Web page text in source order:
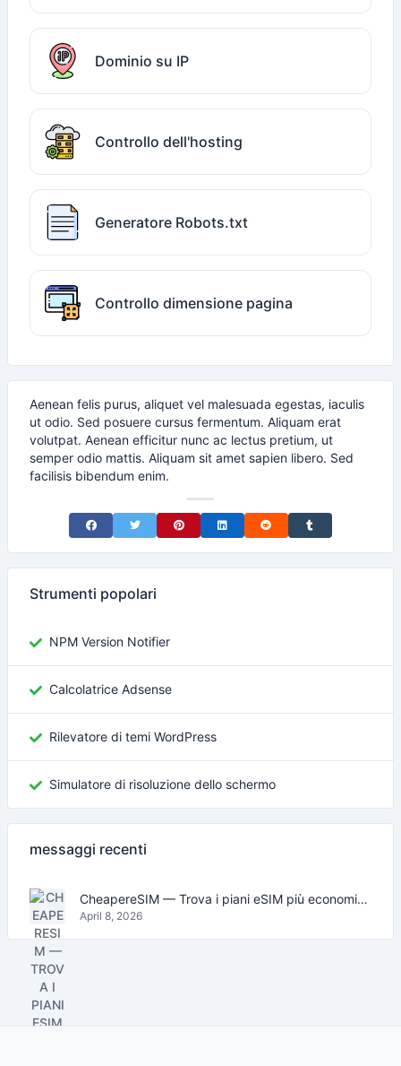
Dominio su IP
Controllo dell'hosting
Generatore Robots.txt
Controllo dimensione pagina
Aenean felis purus, aliquet vel malesuada egestas, iaculis
ut odio. Sed posuere cursus fermentum. Aliquam erat
volutpat. Aenean efficitur nunc ac lectus pretium, ut
semper odio mattis. Aliquam sit amet sapien libero. Sed
facilisis bibendum enim.
Share on Facebook
Share on TwitterShare on Pinterest
Share on LinkedIn
Share on RedditShare on Tumblr
Strumenti popolari
NPM Version Notifier
Calcolatrice Adsense
Rilevatore di temi WordPress
Simulatore di risoluzione dello schermo
messaggi recenti
CheapereSIM — Trova i piani eSIM più economici per viaggiare nel 2026
April 8, 2026